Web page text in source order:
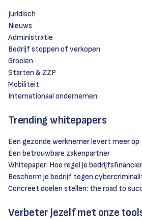
Juridisch
Nieuws
Administratie
Bedrijf stoppen of verkopen
Groeien
Starten & ZZP
Mobiliteit
Internationaal ondernemen
Trending whitepapers
Een gezonde werknemer levert meer op
Een betrouwbare zakenpartner
Whitepaper: Hoe regel je
Bescherm je bedrijf tegen
Concreet doelen stellen: the road to
Verbeter jezelf met onze